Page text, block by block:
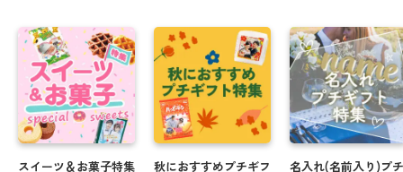
スイーツ＆お菓子特集
秋におすすめプチギフ
名入れ(名前入り)プチ